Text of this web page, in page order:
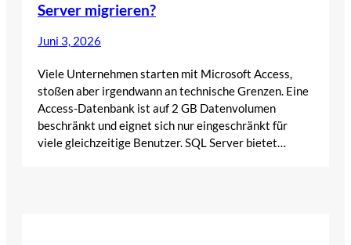
Server migrieren?
Juni 3, 2026
Viele Unternehmen starten mit Microsoft Access,
stoßen aber irgendwann an technische Grenzen. Eine
Access-Datenbank ist auf 2 GB Datenvolumen
beschränkt und eignet sich nur eingeschränkt für
viele gleichzeitige Benutzer. SQL Server bietet…